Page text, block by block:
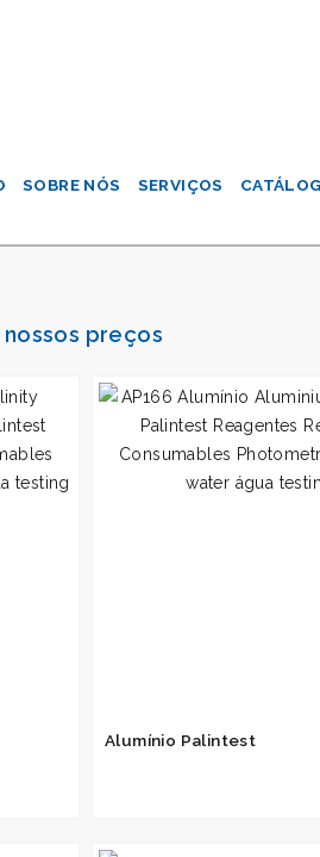
SOBRE NÓS SERVIÇOS
preços
Alumínio Palintest